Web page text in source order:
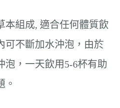
本組成, 適合任何體質飲
可不斷加水沖泡，由於
泡，一天飲用5-6杯有助
。